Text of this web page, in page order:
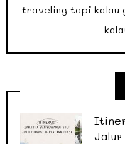
traveling tapi kalau